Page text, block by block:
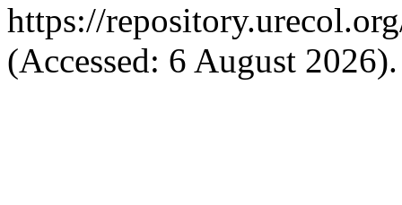
https://
(Accessed: 6 August 2026).